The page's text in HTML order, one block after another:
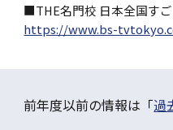
■THE名門校 日本全国す
https://www.bs-
前年度以前の情報は「過